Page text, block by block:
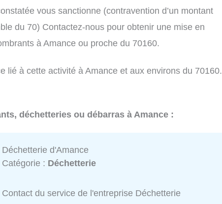
vous sanctionne (contravention d’un montant
du 70) Contactez-nous pour obtenir une mise en
à Amance ou proche du 70160.
lié à cette activité à Amance et aux environs du 70160.
déchetteries ou débarras à Amance :
Déchetterie d'Amance
Catégorie : Déchetterie
Contact du service de l'entreprise Déchetterie